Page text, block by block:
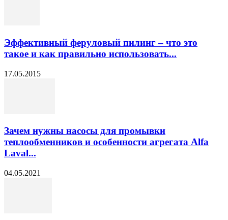
Эффективный феруловый пилинг – что это
такое и как правильно использовать...
17.05.2015
Зачем нужны насосы для промывки
теплообменников и особенности агрегата Alfa
Laval...
04.05.2021